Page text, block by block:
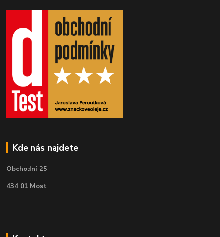
Kde nás najdete
Obchodní 25
434 01 Most